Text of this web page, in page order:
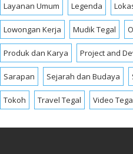
Layanan Umum Legenda
Lowongan Kerja Mudik Tegal
Produk dan Karya Project and
Sarapan Sejarah dan Budaya
Tokoh Travel Tegal Video